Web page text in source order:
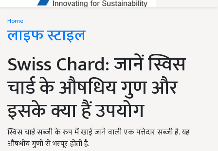
Home
लाइफ स्टाइल
Swiss Chard: जानें स्विस
चार्ड के औषधिय गुण और
इसके क्या हैं उपयोग
स्विस चार्ड सब्जी के रुप में खाई जाने वाली एक पत्तेदार सब्जी है. यह
औषधीय गुणों से भरपूर होती है.